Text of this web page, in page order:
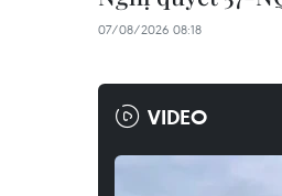
07/08/2026 08:18
VIDEO